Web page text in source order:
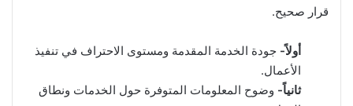
قرار صحيح.
أولاً- جودة الخدمة المقدمة ومستوى الاحتراف في تنفيذ
الأعمال.
ثانياً- وضوح المعلومات المتوفرة حول الخدمات ونطاق